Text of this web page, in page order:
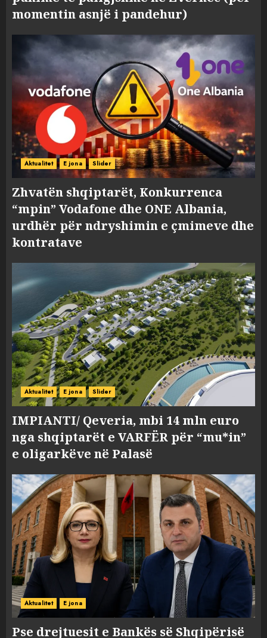
momentin asnjë i pandehur)
Aktualitet E jona Slider
Zhvatën shqiptarët, Konkurrenca
“mpin” Vodafone dhe ONE Albania,
urdhër për ndryshimin e çmimeve dhe
kontratave
Aktualitet E jona Slider
IMPIANTI/ Qeveria, mbi 14 mln euro
nga shqiptarët e VARFËR për “mu*in”
e oligarkëve në Palasë
Aktualitet E jona
Pse drejtuesit e Bankës së Shqipërisë